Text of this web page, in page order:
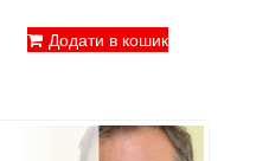
Додати в кошик